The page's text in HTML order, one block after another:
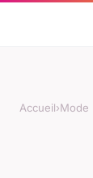
Accueil›Mode